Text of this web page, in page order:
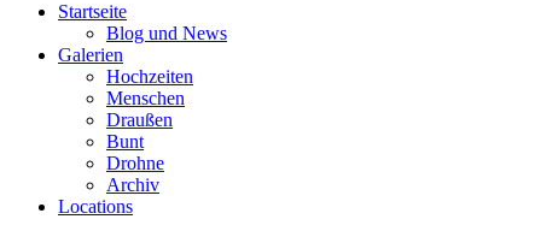
Startseite
Blog und News
Galerien
Hochzeiten
Menschen
Draußen
Bunt
Drohne
Archiv
Locations